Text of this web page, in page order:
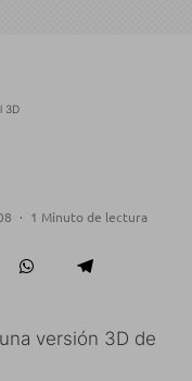
3D
· 1 Minuto de lectura
versión 3D de